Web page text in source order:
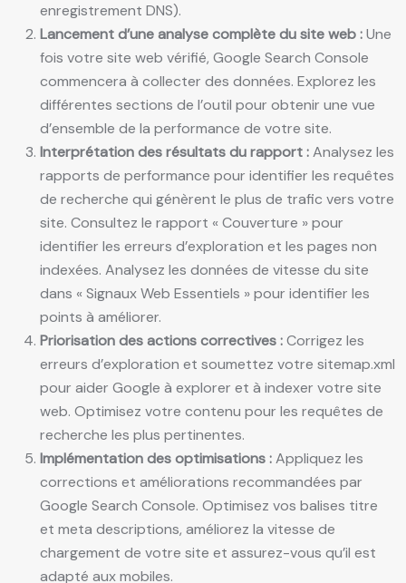
enregistrement DNS).
Lancement d’une analyse complète du site web :Une
fois votre site web vérifié, Google Search Console
commencera à collecter des données. Explorez les
différentes sections de l’outil pour obtenir une vue
d’ensemble de la performance de votre site.
Interprétation des résultats du rapport :Analysez les
rapports de performance pour identifier les requêtes
de recherche qui génèrent le plus de trafic vers votre
site. Consultez le rapport « Couverture » pour
identifier les erreurs d’exploration et les pages non
indexées. Analysez les données de vitesse du site
dans « Signaux Web Essentiels » pour identifier les
points à améliorer.
Priorisation des actions correctives :Corrigez les
erreurs d’exploration et soumettez votre sitemap.xml
pour aider Google à explorer et à indexer votre site
web. Optimisez votre contenu pour les requêtes de
recherche les plus pertinentes.
Implémentation des optimisations :Appliquez les
corrections et améliorations recommandées par
Google Search Console. Optimisez vos balises titre
et meta descriptions, améliorez la vitesse de
chargement de votre site et assurez-vous qu’il est
adapté aux mobiles.